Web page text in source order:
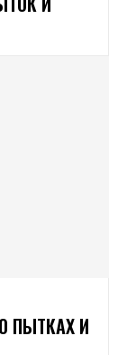
ПЫТКАХ И